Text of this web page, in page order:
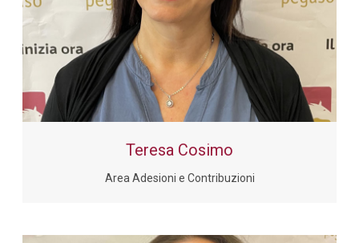
Teresa Cosimo
Area Adesioni e Contribuzioni